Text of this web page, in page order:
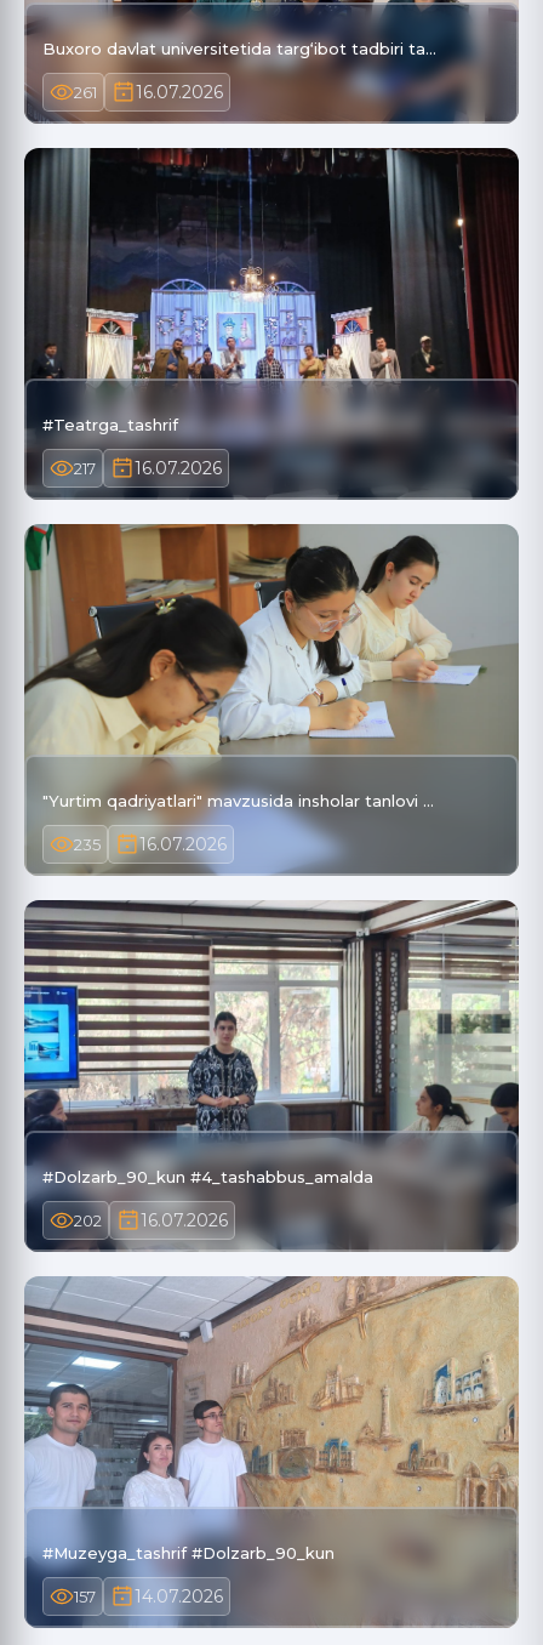
Buxoro davlat universitetida targ‘ibot tadbiri ta…
261 16.07.2026
#Teatrga_tashrif
217 16.07.2026
"Yurtim qadriyatlari" mavzusida insholar tanlovi …
235 16.07.2026
#Dolzarb_90_kun #4_tashabbus_amalda
202 16.07.2026
#Muzeyga_tashrif #Dolzarb_90_kun
157 14.07.2026